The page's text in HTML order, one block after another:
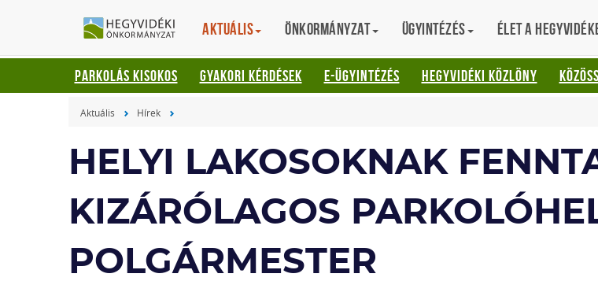
HEGYVIDÉKI
ÖNKORMÁNYZAT
Aktuális Önkormányzat Ügyintézés Élet a
English Translation
PARKOLÁS KISOKOS GYAKORI KÉRDÉSEK E-ÜGYINTÉZÉS HEGYVIDÉKI KÖZLÖNY
Aktuális Hírek
HELYI LAKOSOKNAK
KIZÁRÓLAGOS
POLGÁRMESTER